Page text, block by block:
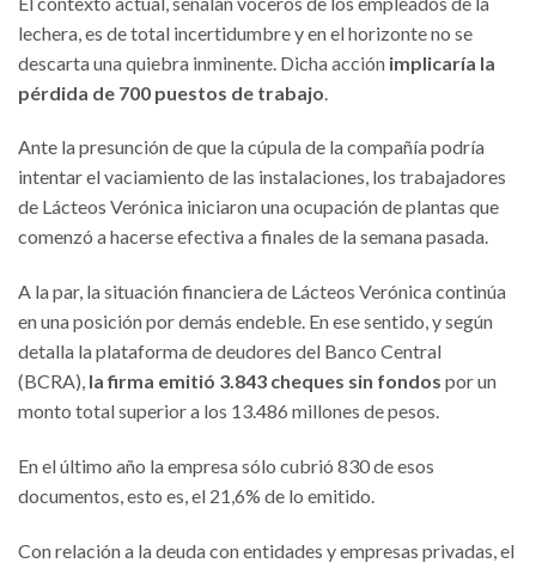
lechera, es de total incertidumbre y en el horizonte no se
descarta una quiebra inminente. Dicha acción implicaría la
pérdida de 700 puestos de trabajo
Ante la presunción de que la cúpula de la compañía podría
intentar el vaciamiento de las instalaciones, los trabajadores
de Lácteos Verónica iniciaron una ocupación de plantas que
comenzó a hacerse efectiva a finales de la semana pasada.
A la par, la situación financiera de Lácteos Verónica continúa
en una posición por demás endeble. En ese sentido, y según
detalla la plataforma de deudores del Banco Central
(BCRA), la firma emitió 3.843 cheques sin fondos por un
monto total superior a los 13.486 millones de pesos.
En el último año la empresa sólo cubrió 830 de esos
documentos, esto es, el 21,6% de lo emitido.
Con relación a la deuda con entidades y empresas privadas, el